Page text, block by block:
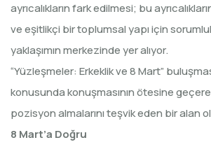
ayrıcalıkların fark edilmesi; bu
ve eşitlikçi bir toplumsal yapı için
yaklaşımın merkezinde yer alıyor.
“Yüzleşmeler: Erkeklik ve 8 Mart”
konusunda konuşmasının ötesine
pozisyon almalarını teşvik eden bir alan
8 Mart’a Doğru